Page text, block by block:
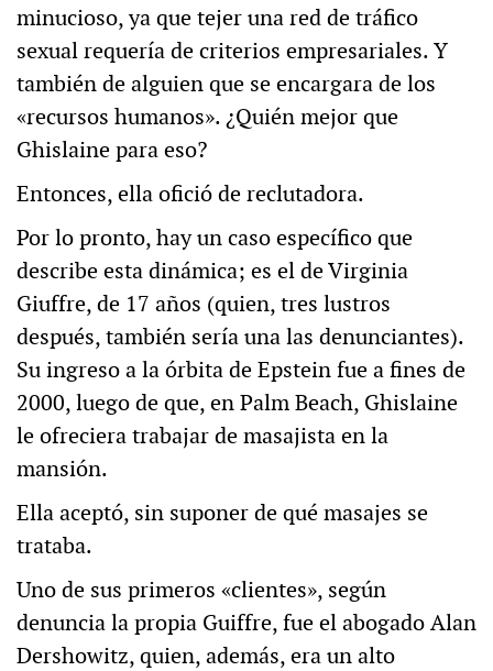
minucioso, ya que tejer una red de tráfico
sexual requería de criterios empresariales. Y
también de alguien que se encargara de los
«recursos humanos». ¿Quién mejor que
Ghislaine para eso?
Entonces, ella ofició de reclutadora.
Por lo pronto, hay un caso específico que
describe esta dinámica; es el de Virginia
Giuffre, de 17 años (quien, tres lustros
después, también sería una las denunciantes).
Su ingreso a la órbita de Epstein fue a fines de
2000, luego de que, en Palm Beach, Ghislaine
le ofreciera trabajar de masajista en la
mansión.
Ella aceptó, sin suponer de qué masajes se
trataba.
Uno de sus primeros «clientes», según
denuncia la propia Guiffre, fue el abogado Alan
Dershowitz, quien, además, era un alto